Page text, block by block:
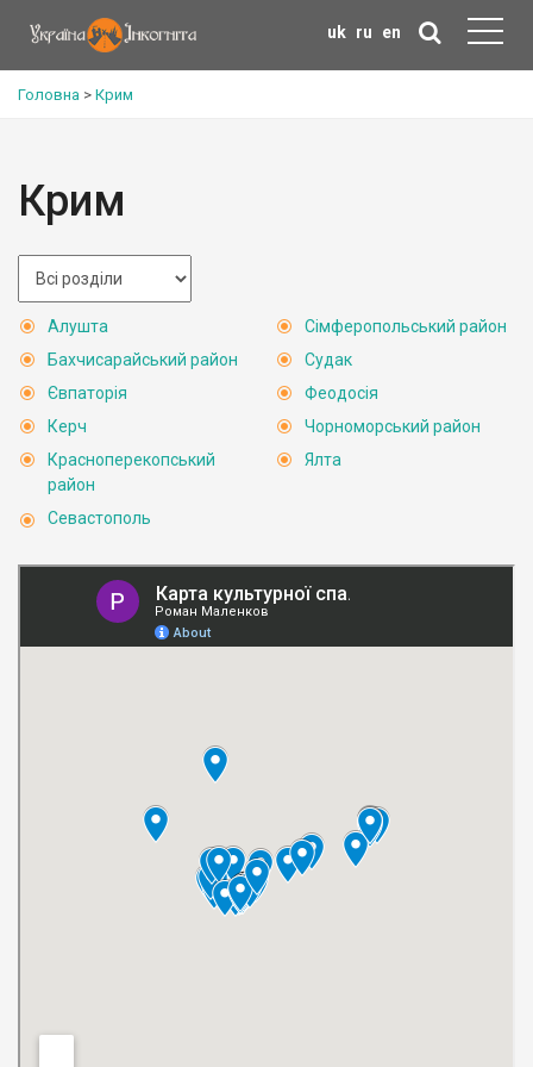
uk ru en
Головна > Крим
Крим
Алушта
Бахчисарайський район
Євпаторія
Керч
Красноперекопський
район
Севастополь
Сімферопольський район
Судак
Феодосія
Чорноморський район
Ялта